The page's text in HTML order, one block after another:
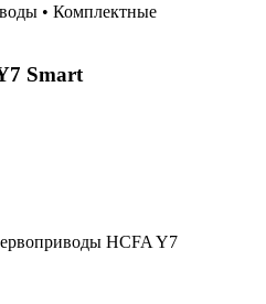
• Комплектные
Smart
HCFA Y7